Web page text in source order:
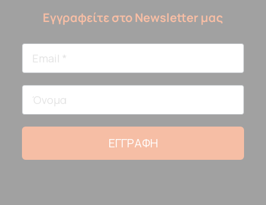
Εγγραφείτε στο Newsletter μας
ΕΓΓΡΑΦΗ